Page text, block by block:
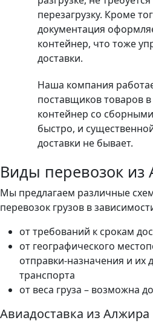
перезагрузку. Кроме
документация
контейнер, что тоже
доставки.
Наша компания
поставщиков товаров
контейнер со
быстро, и
доставки не бывает.
Виды перевозок из
Мы предлагаем различные
перевозок грузов в
от требований к срокам
от географического
отправки-назначения и их
транспорта
от веса груза – возможна
Авиадоставка из Алжира